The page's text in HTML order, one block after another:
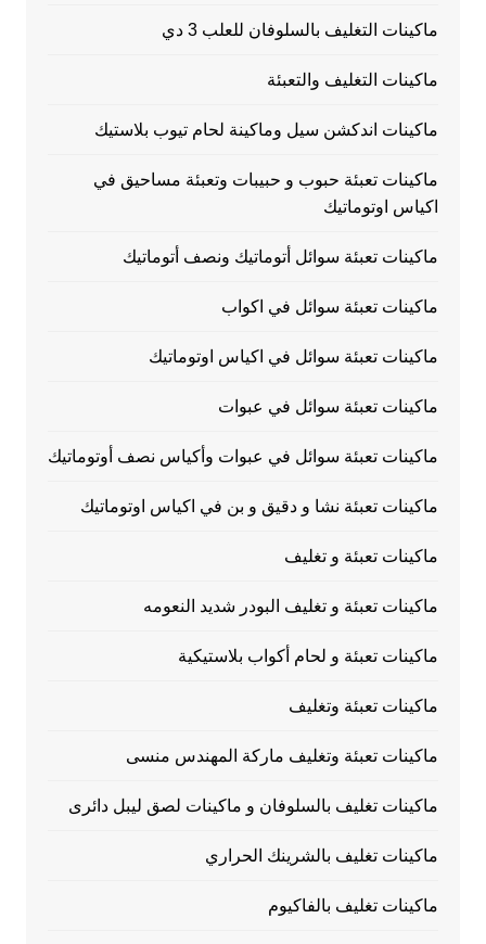
ماكينات التغليف بالسلوفان للعلب 3 دي
ماكينات التغليف والتعبئة
ماكينات اندكشن سيل وماكينة لحام تيوب بلاستيك
ماكينات تعبئة حبوب و حبيبات وتعبئة مساحيق في
اكياس اوتوماتيك
ماكينات تعبئة سوائل أتوماتيك ونصف أتوماتيك
ماكينات تعبئة سوائل في اكواب
ماكينات تعبئة سوائل في اكياس اوتوماتيك
ماكينات تعبئة سوائل في عبوات
ماكينات تعبئة سوائل في عبوات وأكياس نصف أوتوماتيك
ماكينات تعبئة نشا و دقيق و بن في اكياس اوتوماتيك
ماكينات تعبئة و تغليف
ماكينات تعبئة و تغليف البودر شديد النعومه
ماكينات تعبئة و لحام أكواب بلاستيكية
ماكينات تعبئة وتغليف
ماكينات تعبئة وتغليف ماركة المهندس منسى
ماكينات تغليف بالسلوفان و ماكينات لصق ليبل دائرى
ماكينات تغليف بالشرينك الحراري
ماكينات تغليف بالفاكيوم